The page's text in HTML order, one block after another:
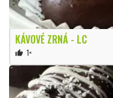
KÁVOVÉ ZRNÁ - LC
thumb_up 1×